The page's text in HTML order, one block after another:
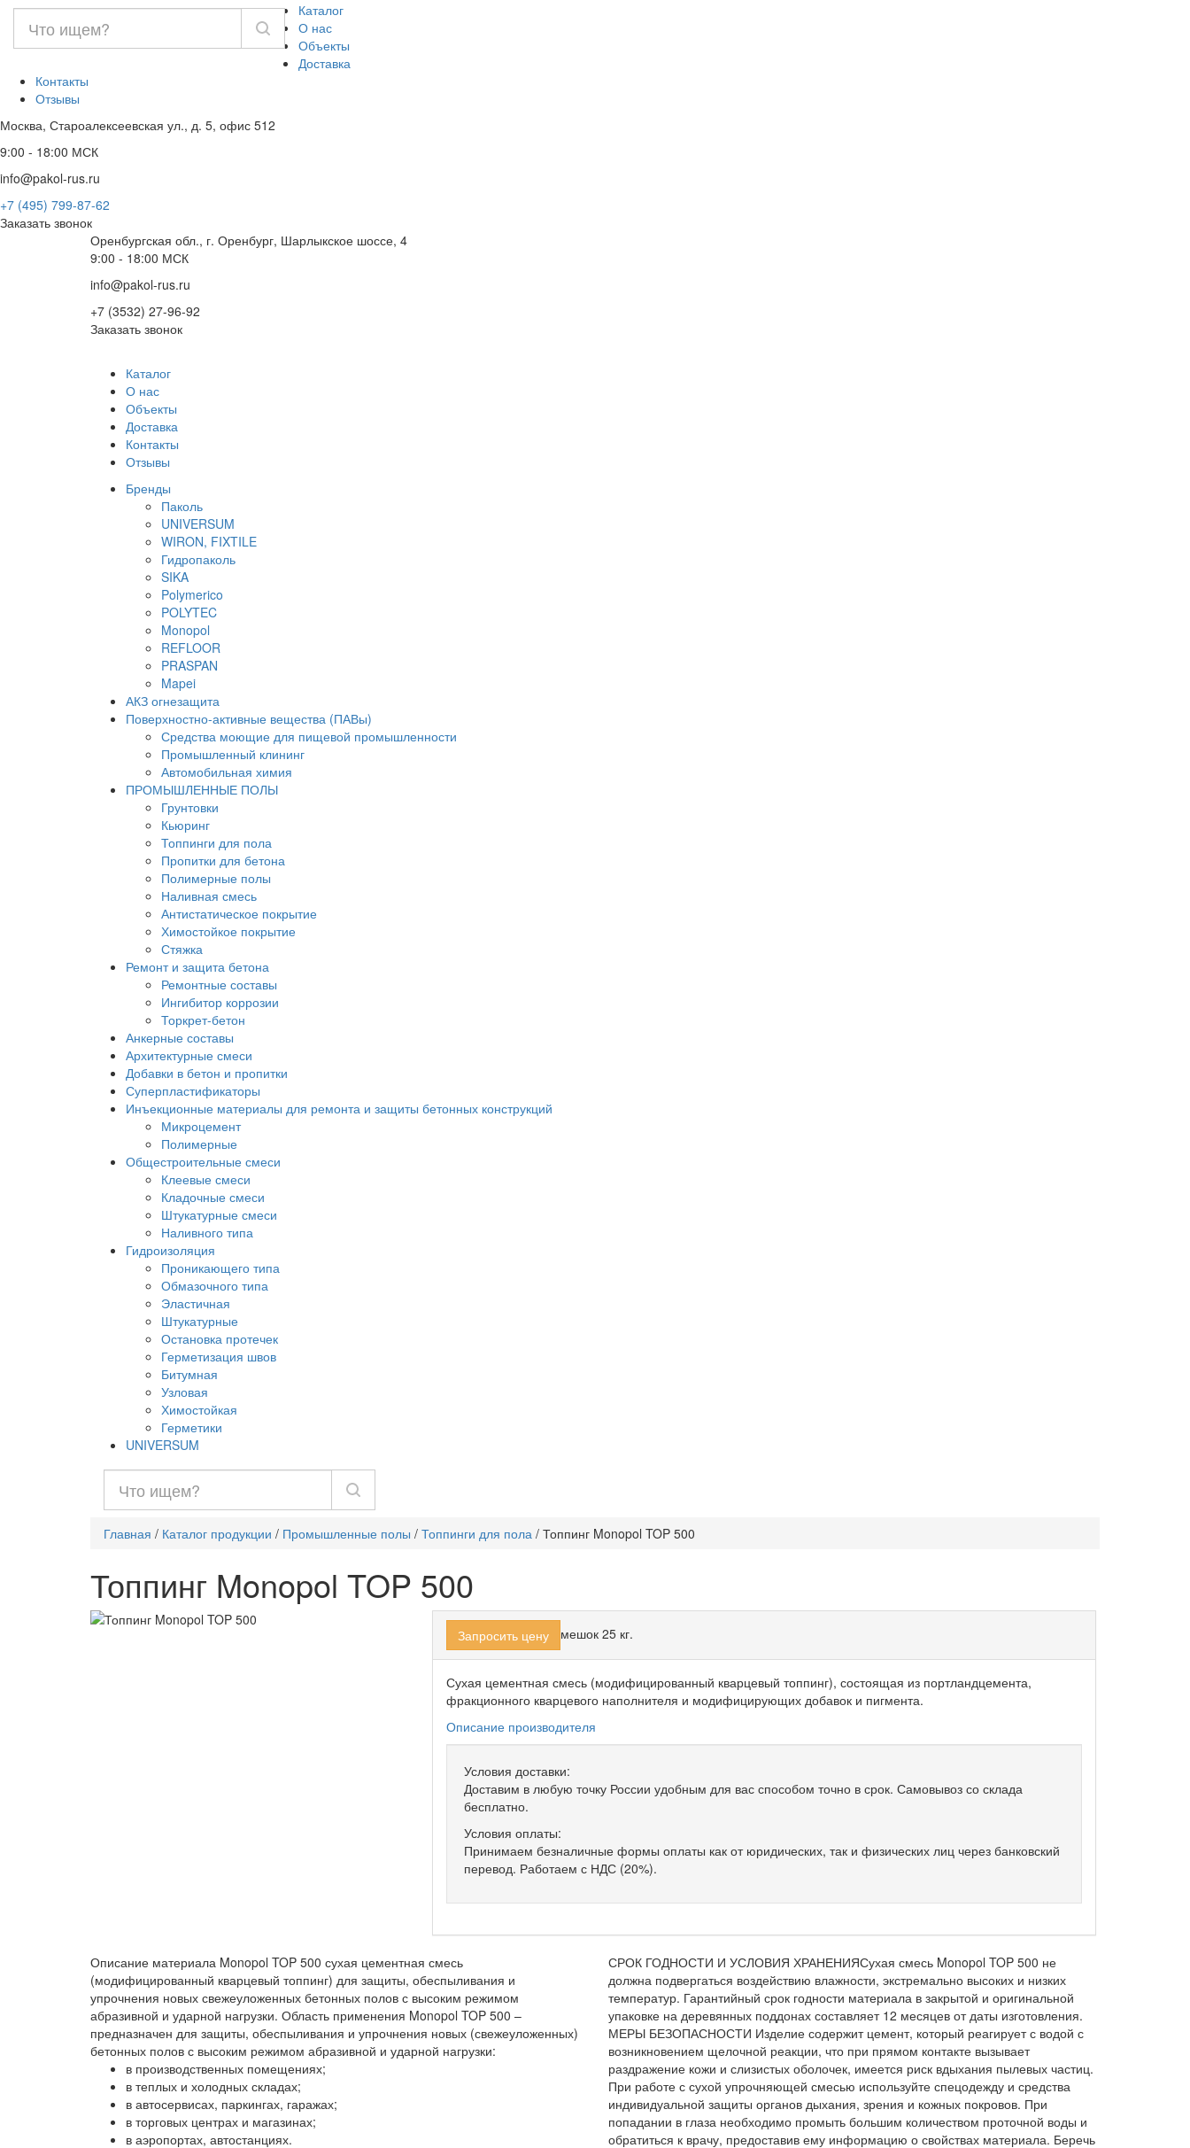
Каталог
О нас
Объекты
Доставка
Контакты
Отзывы
Москва, Староалексеевская ул., д. 5, офис 512
9:00 - 18:00 МСК
info@pakol-rus.ru
+7 (495) 799-87-62
Заказать звонок
Оренбургская обл., г. Оренбург, Шарлыкское шоссе, 4
9:00 - 18:00 МСК
info@pakol-rus.ru
+7 (3532) 27-96-92
Заказать звонок
Каталог
О нас
Объекты
Доставка
Контакты
Отзывы
Бренды
Паколь
UNIVERSUM
WIRON, FIXTILE
Гидропаколь
SIKA
Polymerico
POLYTEC
Monopol
REFLOOR
PRASPAN
Mapei
АКЗ огнезащита
Поверхностно-активные вещества (ПАВы)
Средства моющие для пищевой промышленности
Промышленный клининг
Автомобильная химия
ПРОМЫШЛЕННЫЕ ПОЛЫ
Грунтовки
Кьюринг
Топпинги для пола
Пропитки для бетона
Полимерные полы
Наливная смесь
Антистатическое покрытие
Химостойкое покрытие
Стяжка
Ремонт и защита бетона
Ремонтные составы
Ингибитор коррозии
Торкрет-бетон
Анкерные составы
Архитектурные смеси
Добавки в бетон и пропитки
Суперпластификаторы
Инъекционные материалы для ремонта и защиты бетонных конструкций
Микроцемент
Полимерные
Общестроительные смеси
Клеевые смеси
Кладочные смеси
Штукатурные смеси
Наливного типа
Гидроизоляция
Проникающего типа
Обмазочного типа
Эластичная
Штукатурные
Остановка протечек
Герметизация швов
Битумная
Узловая
Химостойкая
Герметики
UNIVERSUM
Главная / Каталог продукции / Промышленные полы / Топпинги для пола / Топпинг Monopol TOP 500
Топпинг Monopol TOP 500
Запросить цену мешок 25 кг.
Сухая цементная смесь (модифицированный кварцевый топпинг), состоящая из портландцемента,
фракционного кварцевого наполнителя и модифицирующих добавок и пигмента.
Описание производителя
Условия доставки:
Доставим в любую точку России удобным для вас способом точно в срок. Самовывоз со склада
бесплатно.
Условия оплаты:
Принимаем безналичные формы оплаты как от юридических, так и физических лиц через банковский
перевод. Работаем с НДС (20%).
Описание материала Monopol TOP 500 сухая цементная смесь
(модифицированный кварцевый топпинг) для защиты, обеспыливания и
упрочнения новых свежеуложенных бетонных полов с высоким режимом
абразивной и ударной нагрузки. Область применения Monopol TOP 500 –
предназначен для защиты, обеспыливания и упрочнения новых (свежеуложенных)
бетонных полов с высоким режимом абразивной и ударной нагрузки:
в производственных помещениях;
в теплых и холодных складах;
в автосервисах, паркингах, гаражах;
в торговых центрах и магазинах;
в аэропортах, автостанциях.
СРОК ГОДНОСТИ И УСЛОВИЯ ХРАНЕНИЯСухая смесь Monopol TOP 500 не
должна подвергаться воздействию влажности, экстремально высоких и низких
температур. Гарантийный срок годности материала в закрытой и оригинальной
упаковке на деревянных поддонах составляет 12 месяцев от даты изготовления.
МЕРЫ БЕЗОПАСНОСТИ Изделие содержит цемент, который реагирует с водой с
возникновением щелочной реакции, что при прямом контакте вызывает
раздражение кожи и слизистых оболочек, имеется риск вдыхания пылевых частиц.
При работе с сухой упрочняющей смесью используйте спецодежду и средства
индивидуальной защиты органов дыхания, зрения и кожных покровов. При
попадании в глаза необходимо промыть большим количеством проточной воды и
обратиться к врачу, предоставив ему информацию о свойствах материала. Беречь